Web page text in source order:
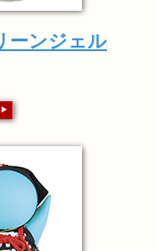
ーンジェル